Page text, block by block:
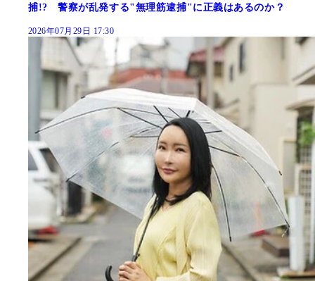
捕!? 警察が乱発する"無理筋逮捕"に正義はあるのか？
2026年07月29日 17:30